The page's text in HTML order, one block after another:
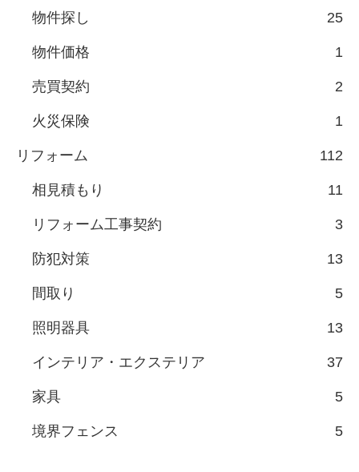
物件探し 25
物件価格 1
売買契約 2
火災保険 1
リフォーム 112
相見積もり 11
リフォーム工事契約 3
防犯対策 13
間取り 5
照明器具 13
インテリア・エクステリア 37
家具 5
境界フェンス 5